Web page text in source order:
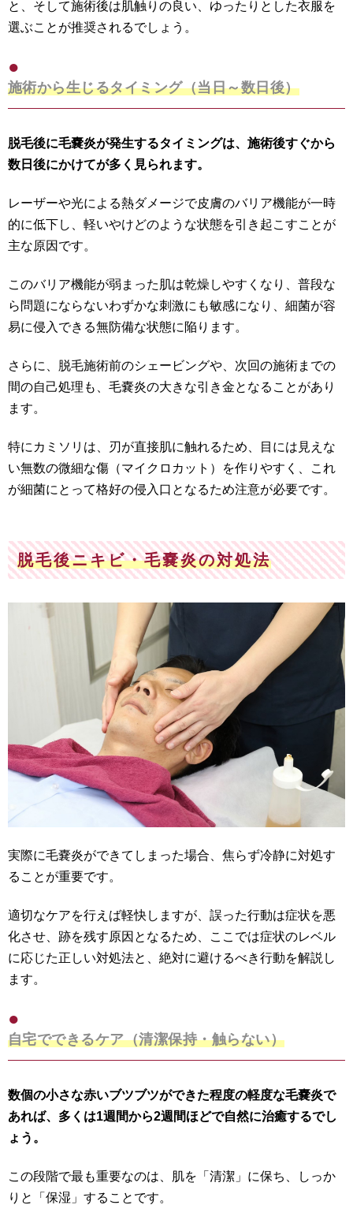
と、そして施術後は肌触りの良い、ゆったりとした衣服を
選ぶことが推奨されるでしょう。
施術から生じるタイミング（当日～数日後）
脱毛後に毛嚢炎が発生するタイミングは、施術後すぐから
数日後にかけてが多く見られます。
レーザーや光による熱ダメージで皮膚のバリア機能が一時
的に低下し、軽いやけどのような状態を引き起こすことが
主な原因です。
このバリア機能が弱まった肌は乾燥しやすくなり、普段な
ら問題にならないわずかな刺激にも敏感になり、細菌が容
易に侵入できる無防備な状態に陥ります。
さらに、脱毛施術前のシェービングや、次回の施術までの
間の自己処理も、毛嚢炎の大きな引き金となることがあり
ます。
特にカミソリは、刃が直接肌に触れるため、目には見えな
い無数の微細な傷（マイクロカット）を作りやすく、これ
が細菌にとって格好の侵入口となるため注意が必要です。
脱毛後ニキビ・毛嚢炎の対処法
実際に毛嚢炎ができてしまった場合、焦らず冷静に対処す
ることが重要です。
適切なケアを行えば軽快しますが、誤った行動は症状を悪
化させ、跡を残す原因となるため、ここでは症状のレベル
に応じた正しい対処法と、絶対に避けるべき行動を解説し
ます。
自宅でできるケア（清潔保持・触らない）
数個の小さな赤いブツブツができた程度の軽度な毛嚢炎で
あれば、多くは1週間から2週間ほどで自然に治癒するでし
ょう。
この段階で最も重要なのは、肌を「清潔」に保ち、しっか
りと「保湿」することです。